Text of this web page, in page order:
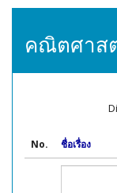
คณิตศาส
No. ชื่อเรื่อง